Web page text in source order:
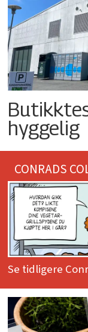
hyggelig
CONRADS
Se tidligere